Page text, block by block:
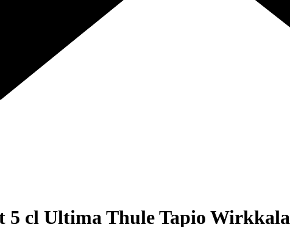
5 cl Ultima Thule Tapio Wirkkala